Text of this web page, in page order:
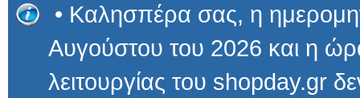
• Καλησπέρα σας, η
Αυγούστου του 2026 και η
λειτουργίας του shopday.gr